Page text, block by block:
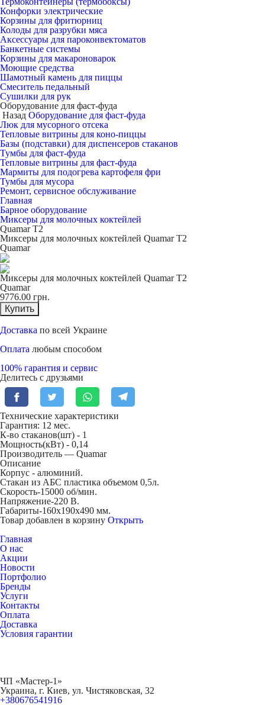
Конфорки электрические
Корзины для фритюрниц
Колоды для разрубки мяса
Аксессуары для пароконвектоматов
Банкетные системы
Корзины для макароноварок
Моющие средства
Шамотный камень для пиццы
Смеситель педальный
Сушилки для рук
Оборудование для фаст-фуда
Назад Оборудование для фаст-фуда
Люк для мусорного отсека
Тепловые витрины для коно-пиццы
Базы (подставки) для диспенсеров стаканов
Тумбы для фаст-фуда
Тепловые витрины для фаст-фуда
Мармиты для подогрева картофеля фри
Тумбы для мусора
Ремонт, сервисное обслуживание
Главная
Барное оборудование
Миксеры для молочных коктейлей
Quamar T2
Миксеры для молочных коктейлей Quamar T2
Quamar
Миксеры для молочных коктейлей Quamar T2
Quamar
9776.00 грн.
Купить
Доставка по всей Украине
Оплата любым способом
100% гарантия и сервис
Делитесь с друзьями
Технические характеристики
Гарантия: 12 мес.
К-во стаканов(шт) - 1
Мощность(кВт) - 0,14
Производитель — Quamar
Описание
Корпус - алюминий.
Стакан из АБС пластика объемом 0,5л.
Скорость-15000 об/мин.
Напряжение-220 В.
Габариты-160х190х490 мм.
Товар добавлен в корзину Открыть
Главная
О нас
Акции
Новости
Портфолио
Бренды
Услуги
Контакты
Оплата
Доставка
Условия гарантии
ЧП «Мастер-1»
Украина, г. Киев, ул. Чистяковская, 32
+380676541916